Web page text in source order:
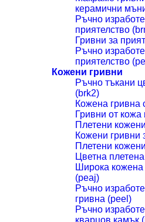
керамични
Ръчно
приятелство
Гривни за
Ръчно
приятелство
Кожени гривни
Ръчно тъкани
(brk2)
Кожена гривна
Гривни от кожа
Плетени
Кожени гривни
Плетени
Цветна
Широка кожена
(peaj)
Ръчно
гривна (peel)
Ръчно
кварцов камък